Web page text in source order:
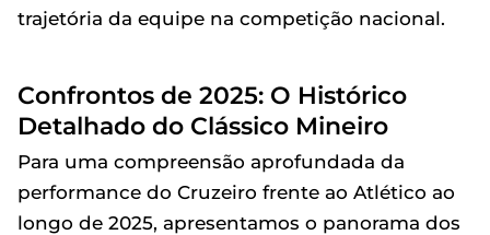
trajetória da equipe na competição nacional.
Confrontos de 2025: O Histórico
Detalhado do Clássico Mineiro
Para uma compreensão aprofundada da
performance do Cruzeiro frente ao Atlético ao
longo de 2025, apresentamos o panorama dos